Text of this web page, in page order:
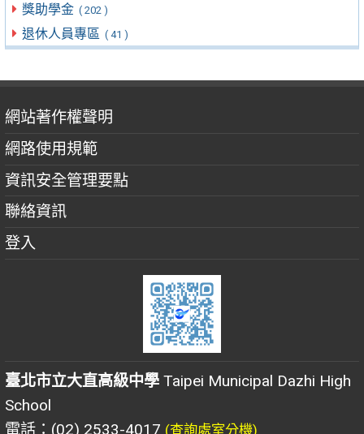
獎助學金 ( 202 )
退休人員專區 ( 41 )
網站著作權聲明
網路使用規範
資訊安全管理要點
聯絡資訊
登入
臺北市立大直高級中學 Taipei Municipal Dazhi High
School
電話：(02) 2533-4017 (查詢處室分機)